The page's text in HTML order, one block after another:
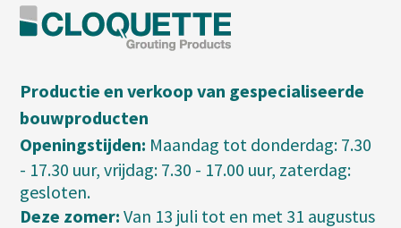
Productie en verkoop van gespecialiseerde
bouwproducten
Openingstijden: Maandag tot donderdag: 7.30
- 17.30 uur, vrijdag: 7.30 - 17.00 uur, zaterdag:
gesloten.
Deze zomer: Van 13 juli tot en met 31 augustus